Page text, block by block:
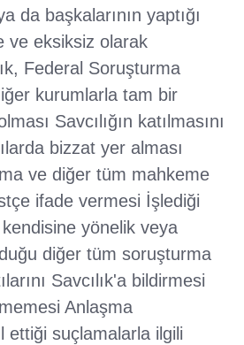
da başkalarının yaptığı
ve eksiksiz olarak
Federal Soruşturma
kurumlarla tam bir
Savcılığın katılmasını
bizzat yer alması
ve diğer tüm mahkeme
ifade vermesi İşlediği
yönelik veya
diğer tüm soruşturma
Savcılık'a bildirmesi
Anlaşma
ettiği suçlamalarla ilgili